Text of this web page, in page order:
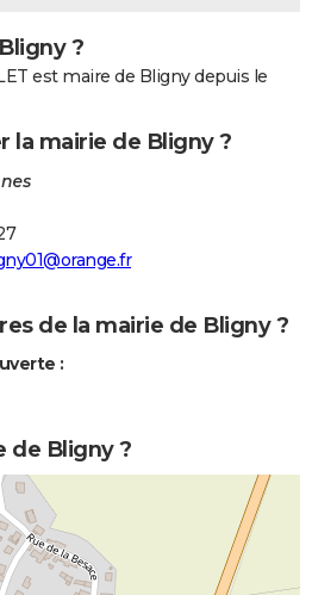
?
est maire de Bligny depuis le
la mairie de Bligny ?
de la mairie de Bligny ?
:
de Bligny ?